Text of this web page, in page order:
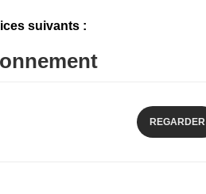
suivants :
REGARDER